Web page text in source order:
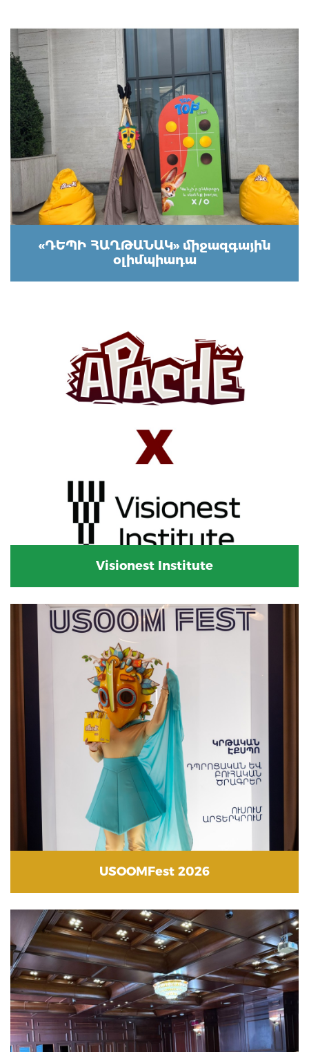
«ԴԵՊԻ ՀԱՂԹԱՆԱԿ» միջազգային
օլիմպիադա
Visionest Institute
USOOMFest 2026